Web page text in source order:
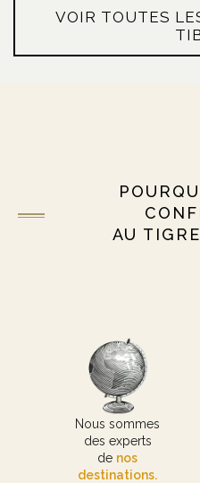
VOIR TOUTES
AU
Nous sommes
des experts
de nos
destinations.